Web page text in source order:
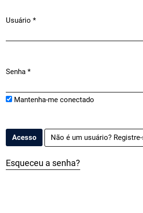
Usuário *
Senha *
Mantenha-me conectado
Acesso Não é um usuário?
Esqueceu a senha?